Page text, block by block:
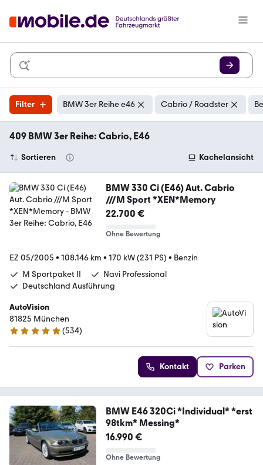
Filter BMW 3er Reihe e46 Cabrio / Roadster
409 BMW 3er Reihe: Cabrio, E46
Sortieren Kachelansicht
BMW 330 Ci (E46) Aut. Cabrio
///M Sport *XEN*Memory
22.700 €
Ohne Bewertung
EZ 05/2005 • 108.146 km • 170 kW (231 PS) • Benzin
M Sportpaket II
Navi Professional
Deutschland Ausführung
AutoVision
81825 München
4.9 Sterne
(534)
Kontakt Parken
BMW E46 320Ci *Individual* *erst
98tkm* Messing*
16.990 €
Ohne Bewertung